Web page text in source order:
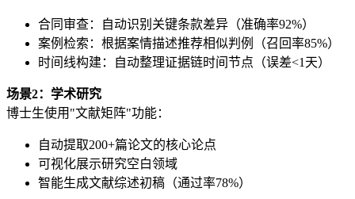
合同审查：自动识别关键条款差异（准确率92%）
案例检索：根据案情描述推荐相似判例（召回率85%）
时间线构建：自动整理证据链时间节点（误差<1天）
场景2：学术研究
博士生使用"文献矩阵"功能：
自动提取200+篇论文的核心论点
可视化展示研究空白领域
智能生成文献综述初稿（通过率78%）